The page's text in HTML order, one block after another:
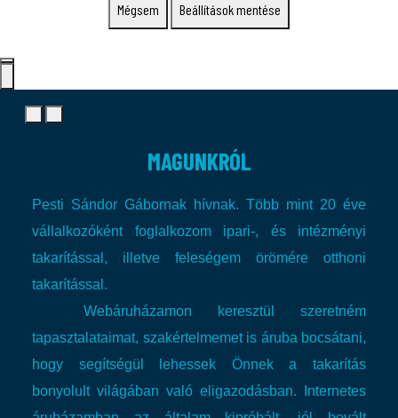
Mégsem Beállítások mentése
MAGUNKRÓL
Pesti Sándor Gábornak hívnak. Több mint 20 éve
vállalkozóként foglalkozom ipari-, és intézményi
takarítással, illetve feleségem örömére otthoni
takarítással.
Webáruházamon keresztül szeretném
tapasztalataimat, szakértelmemet is áruba bocsátani,
hogy segítségül lehessek Önnek a takarítás
bonyolult világában való eligazodásban.
Internetes